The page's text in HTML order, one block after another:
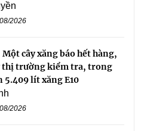
2026
cây xăng báo hết hàng,
thị trường kiểm tra, trong
5.409 lít xăng E10
2026